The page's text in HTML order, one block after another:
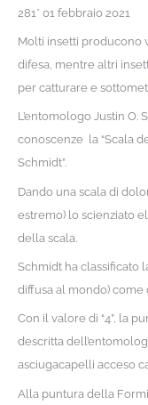
281* 01 febbraio 2021
Molti insetti producono
difesa, mentre altri
per catturare e
L’entomologo Justin O.
conoscenze la “Scala
Schmidt”.
Dando una scala di
estremo) lo scienziato
della scala.
Schmidt ha classificato
diffusa al mondo) come
Con il valore di “4”, la
descritta
asciugacapelli acceso
Alla puntura della